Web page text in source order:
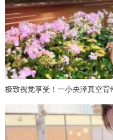
极致视觉享受！一小央泽真空背